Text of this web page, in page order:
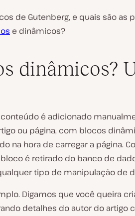
de Gutenberg, e quais são as
e dinâmicos?
dinâmicos?
é adicionado
ou página, com blocos
na hora de carregar a página.
é retirado do banco de
tipo de manipulação de
Digamos que você queira
detalhes do autor do artigo